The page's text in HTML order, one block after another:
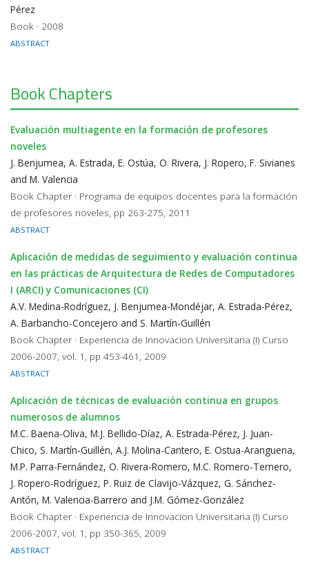
Pérez
Book · 2008
ABSTRACT
Book Chapters
Evaluación multiagente en la formación de profesores
noveles
J. Benjumea, A. Estrada, E. Ostúa, O. Rivera, J. Ropero, F. Sivianes
and M. Valencia
Book Chapter · Programa de equipos docentes para la formación
de profesores noveles, pp 263-275, 2011
ABSTRACT
Aplicación de medidas de seguimiento y evaluación continua
en las prácticas de Arquitectura de Redes de Computadores
I (ARCI) y Comunicaciones (CI)
A.V. Medina-Rodríguez, J. Benjumea-Mondéjar, A. Estrada-Pérez,
A. Barbancho-Concejero and S. Martín-Guillén
Book Chapter · Experiencia de Innovacion Universitaria (I) Curso
2006-2007, vol. 1, pp 453-461, 2009
ABSTRACT
Aplicación de técnicas de evaluación continua en grupos
numerosos de alumnos
M.C. Baena-Oliva, M.J. Bellido-Díaz, A. Estrada-Pérez, J. Juan-
Chico, S. Martín-Guillén, A.J. Molina-Cantero, E. Ostua-Aranguena,
M.P. Parra-Fernández, O. Rivera-Romero, M.C. Romero-Ternero,
J. Ropero-Rodríguez, P. Ruiz de Clavijo-Vázquez, G. Sánchez-
Antón, M. Valencia-Barrero and J.M. Gómez-González
Book Chapter · Experiencia de Innovacion Universitaria (I) Curso
2006-2007, vol. 1, pp 350-365, 2009
ABSTRACT